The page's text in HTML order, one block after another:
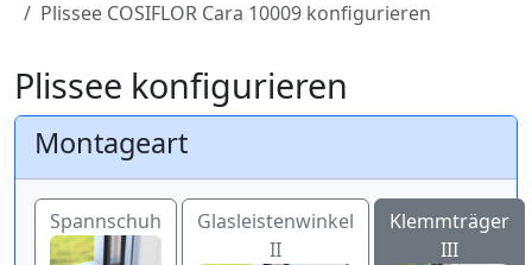
Plissee COSIFLOR Cara 10009 konfigurieren
Plissee konfigurieren
Montageart
Spannschuh
Glasleistenwinkel
II
Klemmträger
III